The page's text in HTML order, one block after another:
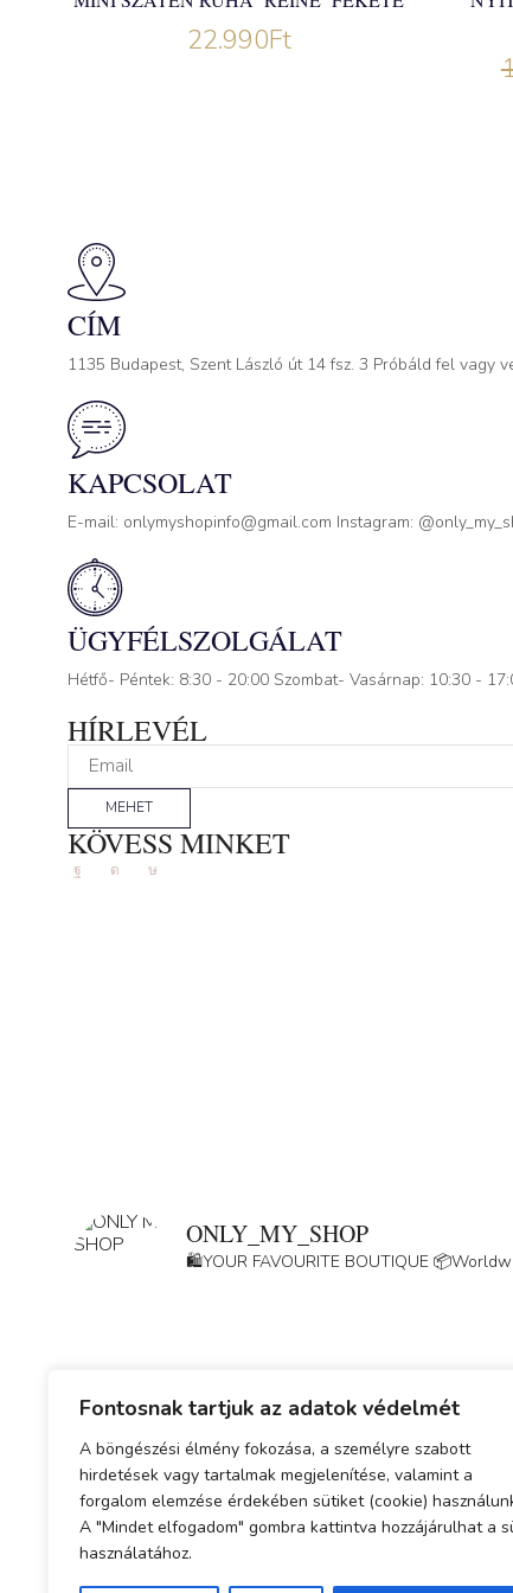
Fontosnak tartjuk az adatok védelmét
A böngészési élmény fokozása, a személyre szabott
hirdetések vagy tartalmak megjelenítése, valamint a
forgalom elemzése érdekében sütiket (cookie)
A "Mindet elfogadom" gombra kattintva hozzájárulhat a
használatához.
22.990Ft
CÍM
1135 Budapest, Szent László út 14 fsz. 3 Próbáld fel vagy
KAPCSOLAT
E-mail: onlymyshopinfo@gmail.com Instagram:
ÜGYFÉLSZOLGÁLAT
Hétfő- Péntek: 8:30 - 20:00 Szombat- Vasárnap: 10:30 -
HÍRLEVÉL
MEHET
KÖVESS MINKET
FacebookInstagram
Tik-
ONLY_MY_SHOP
🛍️YOUR FAVOURITE BOUTIQUE